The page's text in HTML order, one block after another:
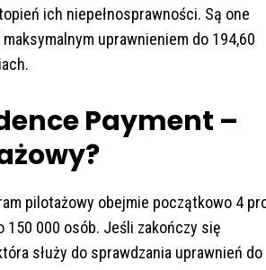
ich niepełnosprawności. Są one
uprawnieniem do 194,60
Payment –
pilotażowy obejmie początkowo 4
150 000 osób. Jeśli zakończy się
służy do sprawdzania uprawnień do